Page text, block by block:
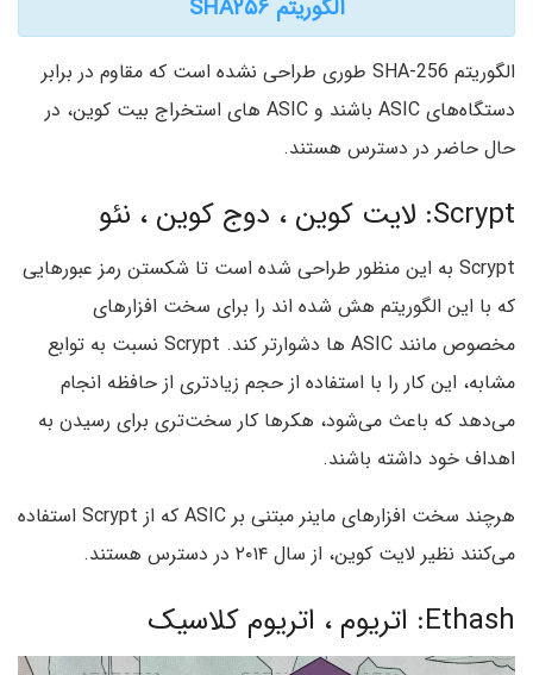
الگوریتم SHA۲۵۶
الگوریتم SHA-256 طوری طراحی نشده‌ است که مقاوم در برابر
دستگاه‌های ASIC باشند و ASIC های استخراج بیت کوین، در
حال حاضر در دسترس هستند.
Scrypt: لایت کوین ، دوج کوین ، نئو
Scrypt به این منظور طراحی شده است تا شکستن رمز عبورهایی
که با این الگوریتم هش شده اند را برای سخت افزارهای
مخصوص مانند ASIC ها دشوارتر کند. Scrypt نسبت به توابع
مشابه، این کار را با استفاده از حجم زیادتری از حافظه انجام
می‌دهد که باعث می‌شود، هکرها کار سخت‌تری برای رسیدن به
اهداف خود داشته باشند.
هرچند سخت افزارهای ماینر مبتنی بر ASIC که از Scrypt استفاده
می‌کنند نظیر لایت کوین، از سال ۲۰۱۴ در دسترس هستند.
Ethash: اتریوم ، اتریوم کلاسیک